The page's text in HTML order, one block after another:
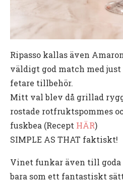
Ripasso kallas även
väldigt god match med
fetare tillbehör.
Mitt val blev då grillad
rostade rotfruktspommes
fuskbea (Recept HÄR)
SIMPLE AS THAT faktiskt!
Vinet funkar även till
bara som ett fantastiskt